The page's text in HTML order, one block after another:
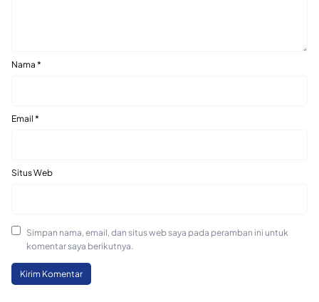
Nama *
Email *
Situs Web
Simpan nama, email, dan situs web saya pada peramban ini untuk
komentar saya berikutnya.